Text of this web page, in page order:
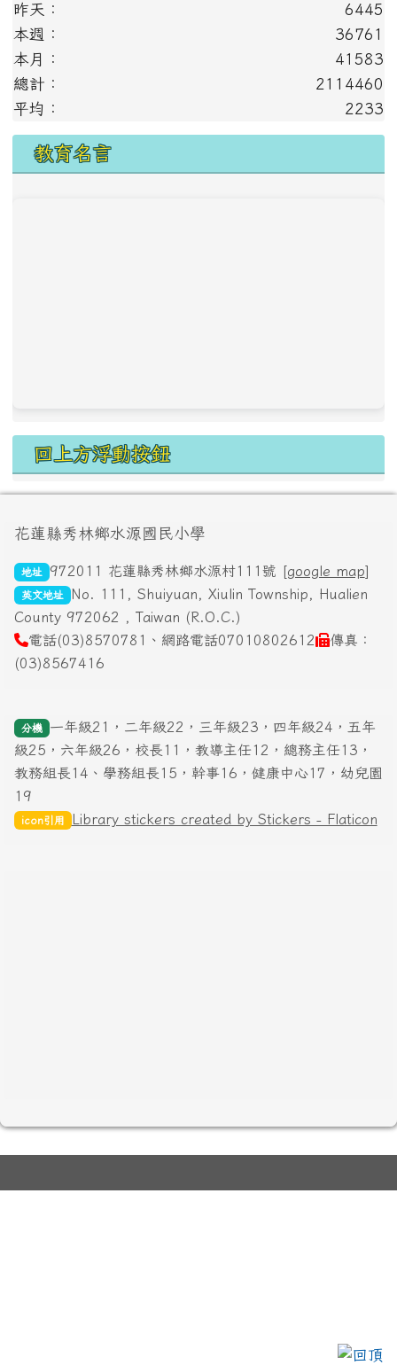
昨天：
6445
本週：
36761
本月：
41583
總計：
2114460
平均：
2233
教育名言
回上方浮動按鈕
頁尾區域內容
花蓮縣秀林鄉水源國民小學
地址 972011 花蓮縣秀林鄉水源村111號 [google map]
英文地址
No. 111, Shuiyuan, Xiulin Township, Hualien
County 972062 , Taiwan (R.O.C.)
電話(03)8570781、網路電話07010802612
傳真：
(03)8567416
分機
一年級21，二年級22，三年級23，四年級24，五年
級25，六年級26，校長11，教導主任12，總務主任13，
教務組長14、學務組長15，幹事16，健康中心17，幼兒園
19
icon引用 Library stickers created by Stickers - Flaticon